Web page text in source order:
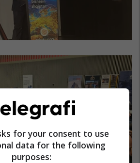
for your consent to use
data for the following
purposes: